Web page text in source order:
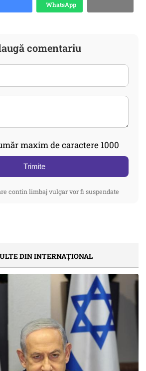
WhatsApp
comentariu
maxim de caractere 1000
Trimite
contin limbaj vulgar vor fi suspendate
DIN INTERNAȚIONAL